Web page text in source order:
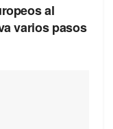
al
varios pasos